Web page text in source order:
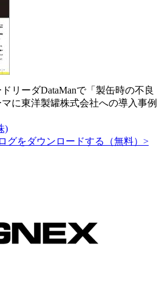
リーダDataManで「製缶時の不良
に東洋製罐株式会社への導入事例
)
グをダウンロードする（無料）>